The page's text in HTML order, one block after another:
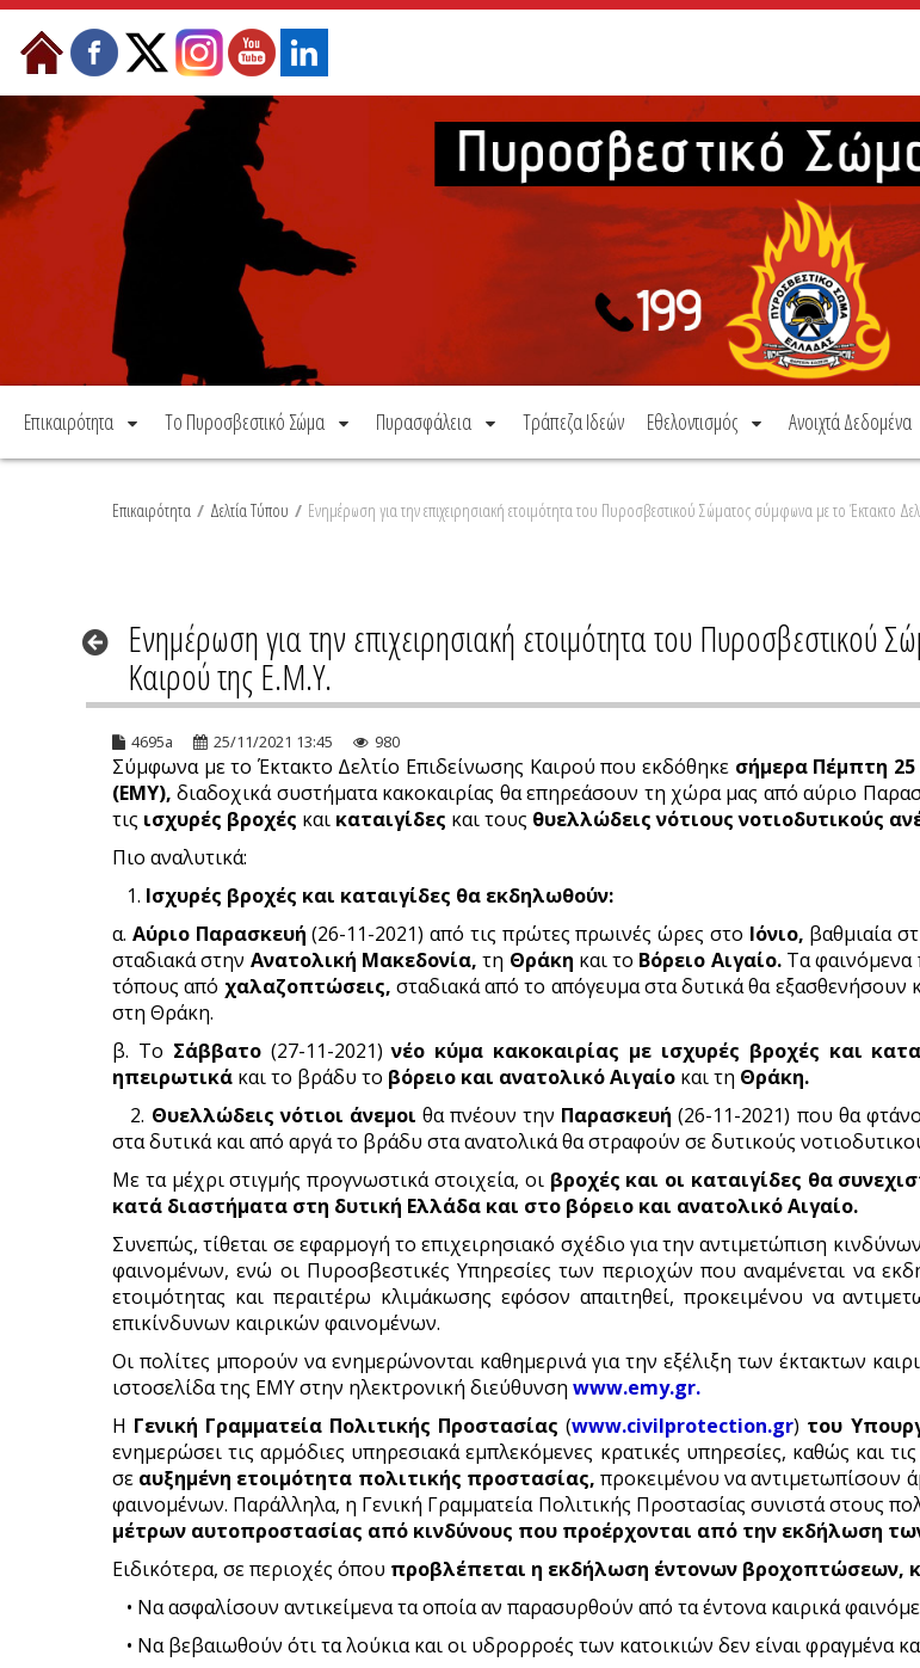
Μετάβαση στο περιεχόμενο
Επικαιρότητα Το Πυροσβεστικό Σώμα Πυρασφάλεια Τράπεζα Ιδεών Εθελοντισμός Ανοιχτά Δεδομένα
Επικαιρότητα / Δελτία Τύπου / Ενημέρωση για την επιχειρησιακή ετοιμότητα του Πυροσβεστικού Σώματος σύμφωνα με το Έκτακτο
Ενημέρωση για την επιχειρησιακή ετοιμότητα του Πυροσβεστικού
Καιρού της Ε.Μ.Υ.
4695a 25/11/2021 13:45 980
Σύμφωνα με το Έκτακτο Δελτίο Επιδείνωσης Καιρού που εκδόθηκε σήμερα Πέμπτη 25
(ΕΜΥ), διαδοχικά συστήματα κακοκαιρίας θα επηρεάσουν τη χώρα μας από αύριο
τις ισχυρές βροχές και καταιγίδες και τους θυελλώδεις νότιους νοτιοδυτικούς
Πιο αναλυτικά:
1. Ισχυρές βροχές και καταιγίδες θα εκδηλωθούν:
α. Αύριο Παρασκευή (26-11-2021) από τις πρώτες πρωινές ώρες στο Ιόνιο, βαθμιαία
σταδιακά στην Ανατολική Μακεδονία, τη Θράκη και το Βόρειο Αιγαίο.Τα φαινόμενα
τόπους από χαλαζοπτώσεις, σταδιακά από το απόγευμα στα δυτικά θα εξασθενήσουν
στη Θράκη.
β. Το Σάββατο(27-11-2021)νέο κύμα κακοκαιρίας με ισχυρές βροχές και
ηπειρωτικά και το βράδυ το βόρειο και ανατολικό Αιγαίο και τη Θράκη.
2. Θυελλώδεις νότιοι άνεμοι θα πνέουν την Παρασκευή (26-11-2021) που θα
στα δυτικά και από αργά το βράδυ στα ανατολικά θα στραφούν σε δυτικούς
Με τα μέχρι στιγμής προγνωστικά στοιχεία, οι βροχές και οι καταιγίδες θα
κατά διαστήματα στη δυτική Ελλάδα και στο βόρειο και ανατολικό Αιγαίο.
Συνεπώς, τίθεται σε εφαρμογή το επιχειρησιακό σχέδιο για την αντιμετώπιση
φαινομένων, ενώ οι Πυροσβεστικές Υπηρεσίες των περιοχών που αναμένεται να
ετοιμότητας και περαιτέρω κλιμάκωσης εφόσον απαιτηθεί, προκειμένου να
επικίνδυνων καιρικών φαινομένων.
Οι πολίτες μπορούν να ενημερώνονται καθημερινά για την εξέλιξη των έκτακτων
ιστοσελίδα της ΕΜΥ στην ηλεκτρονική διεύθυνση www.emy.gr.
Η Γενική Γραμματεία Πολιτικής Προστασίας (www.civilprotection.gr) του
ενημερώσει τις αρμόδιες υπηρεσιακά εμπλεκόμενες κρατικές υπηρεσίες, καθώς και
σε αυξημένη ετοιμότητα πολιτικής προστασίας, προκειμένου να αντιμετωπίσουν
φαινομένων. Παράλληλα, η Γενική Γραμματεία Πολιτικής Προστασίας συνιστά στους
μέτρων αυτοπροστασίας από κινδύνους που προέρχονται από την εκδήλωση
Ειδικότερα, σε περιοχές όπου προβλέπεται η εκδήλωση έντονων βροχοπτώσεων,
• Να ασφαλίσουν αντικείμενα τα οποία αν παρασυρθούν από τα έντονα καιρικά
• Να βεβαιωθούν ότι τα λούκια και οι υδρορροές των κατοικιών δεν είναι φραγμένα